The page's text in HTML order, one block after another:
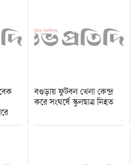
বগুড়ায় ফুটবল খেলা কেন্দ্র
করে সংঘর্ষে স্কুলছাত্র নিহত